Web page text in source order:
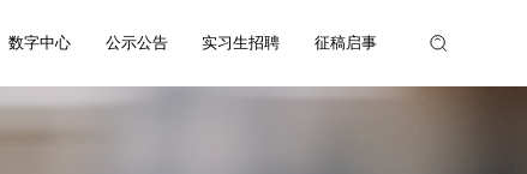
数字中心 公示公告 实习生招聘 征稿启事